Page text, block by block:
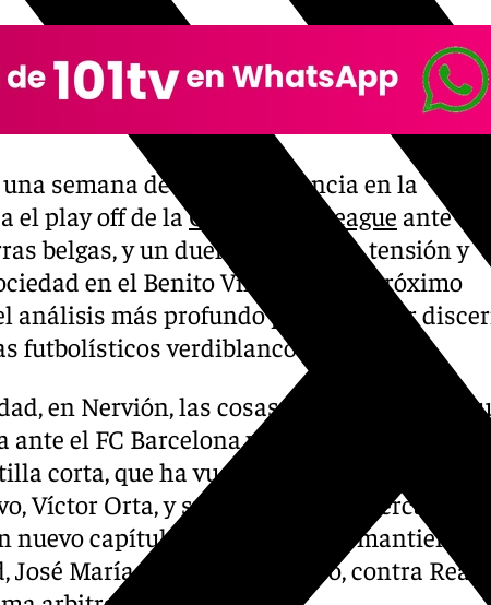
semana de vita importancia en la
el play off de laConference League ante el
belgas, y un duelo de máxima tensión y
en el Benito Villamarín el próximo
análisis más profundo para intentar
futbolísticos verdiblancos.
en Nervión, las cosas no transcurren
ante el FC Barcelona y sensación de
corta, que ha vuelto a poner en el punto
Víctor Orta, y su labor en este mercado. A
nuevo capítulo en la lucha que mantiene el
José María Del Nido Carrasco, contra Real